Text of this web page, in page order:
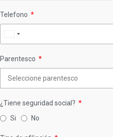
Telefono
Colombia
Parentesco
¿Tiene seguridad social?
Si
No